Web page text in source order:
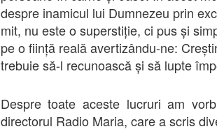
despre inamicul lui Dumnezeu prin
mit, nu este o superstiție, ci pus și
pe o ființă reală avertizându-ne:
trebuie să-l recunoască și să lupte
Despre toate aceste lucruri am
directorul Radio Maria, care a scris